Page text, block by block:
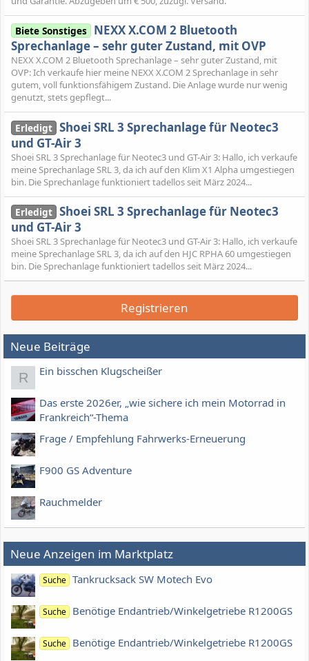
Biete Sonstiges NEXX X.COM 2 Bluetooth
Sprechanlage – sehr guter Zustand, mit OVP
NEXX X.COM 2 Bluetooth Sprechanlage – sehr guter Zustand, mit
OVP: Ich verkaufe hier meine NEXX X.COM 2 Sprechanlage in sehr
gutem, voll funktionsfähigem Zustand. Die Anlage wurde nur wenig
genutzt, stets gepflegt...
Erledigt Shoei SRL 3 Sprechanlage für Neotec3
und GT-Air 3
Shoei SRL 3 Sprechanlage für Neotec3 und GT-Air 3: Hallo, ich verkaufe
meine Sprechanlage SRL 3, da ich auf den Klim X1 Alpha umgestiegen
bin. Die Sprechanlage funktioniert tadellos seit März 2024...
Erledigt Shoei SRL 3 Sprechanlage für Neotec3
und GT-Air 3
Shoei SRL 3 Sprechanlage für Neotec3 und GT-Air 3: Hallo, ich verkaufe
meine Sprechanlage SRL 3, da ich auf den HJC RPHA 60 umgestiegen
bin. Die Sprechanlage funktioniert tadellos seit März 2024...
Registrieren
Neue Beiträge
R Ein bisschen Klugscheißer
Das erste 2026er, „wie sichere ich mein Motorrad in
Frankreich“-Thema
Frage / Empfehlung Fahrwerks-Erneuerung
F900 GS Adventure
Rauchmelder
Neue Anzeigen im Marktplatz
Suche Tankrucksack SW Motech Evo
Suche Benötige Endantrieb/Winkelgetriebe R1200GS
Suche Benötige Endantrieb/Winkelgetriebe R1200GS